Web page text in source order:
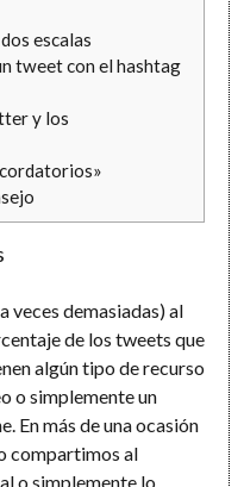
escalas
tweet con el hashtag
y los
veces demasiadas) al
de los tweets que
algún tipo de recurso
o simplemente un
En más de una ocasión
compartimos al
o simplemente lo